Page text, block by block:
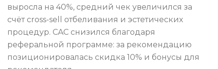
выросла на 40%, средний чек увеличился за
счёт cross-sell отбеливания и эстетических
процедур. CAC снизился благодаря
реферальной программе: за рекомендацию
позиционировалась скидка 10% и бонусы для